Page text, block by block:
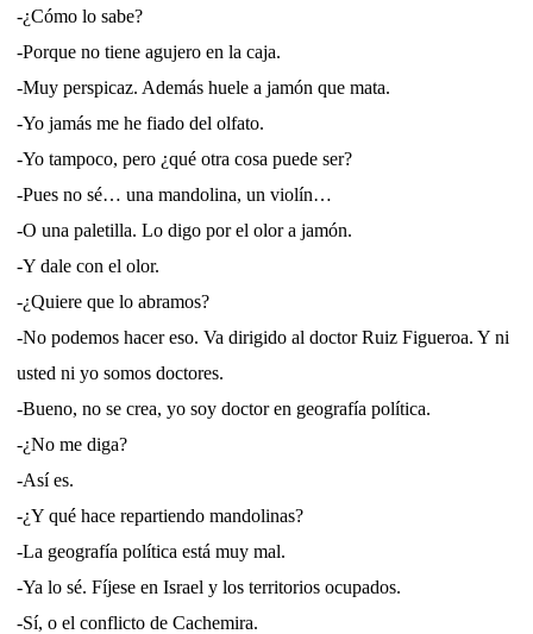
-¿Cómo lo sabe?
-Porque no tiene agujero en la caja.
-Muy perspicaz. Además huele a jamón que mata.
-Yo jamás me he fiado del olfato.
-Yo tampoco, pero ¿qué otra cosa puede ser?
-Pues no sé… una mandolina, un violín…
-O una paletilla. Lo digo por el olor a jamón.
-Y dale con el olor.
-¿Quiere que lo abramos?
-No podemos hacer eso. Va dirigido al doctor Ruiz Figueroa. Y ni
usted ni yo somos doctores.
-Bueno, no se crea, yo soy doctor en geografía política.
-¿No me diga?
-Así es.
-¿Y qué hace repartiendo mandolinas?
-La geografía política está muy mal.
-Ya lo sé. Fíjese en Israel y los territorios ocupados.
-Sí, o el conflicto de Cachemira.